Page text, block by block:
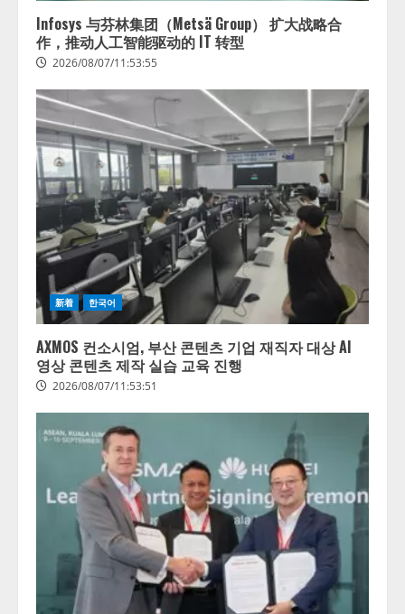
Infosys 与芬林集团（Metsä Group） 扩大战略合
作，推动人工智能驱动的 IT 转型
2026/08/07/11:53:55
新着 한국어
AXMOS 컨소시엄, 부산 콘텐츠 기업 재직자 대상 AI
영상 콘텐츠 제작 실습 교육 진행
2026/08/07/11:53:51